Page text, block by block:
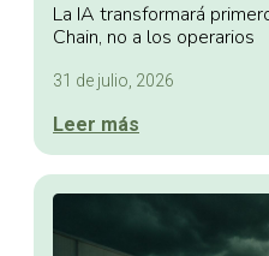
La IA transformará
Chain, no a los operarios
31 de julio, 2026
Leer más